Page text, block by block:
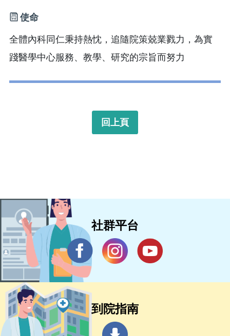
使命
全體內科同仁秉持熱忱，追隨院策兢業戮力，為實
踐醫學中心服務、教學、研究的宗旨而努力
回上頁
社群平台
到院指南